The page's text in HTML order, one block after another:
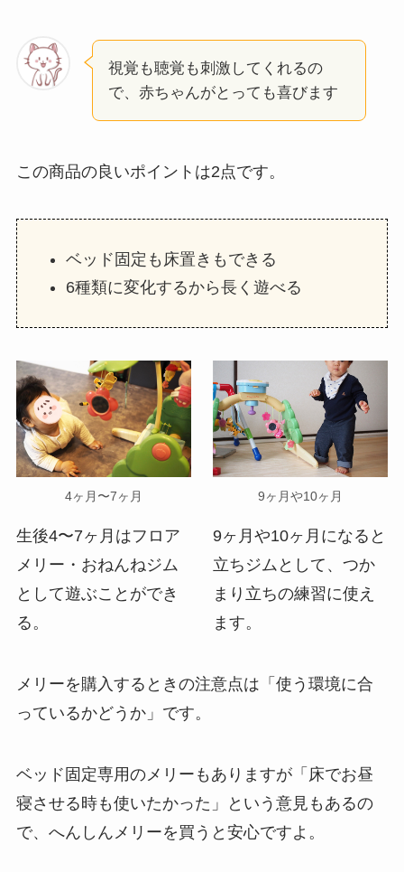
視覚も聴覚も刺激してくれるの
で、赤ちゃんがとっても喜びます
この商品の良いポイントは2点です。
ベッド固定も床置きもできる
6種類に変化するから長く遊べる
4ヶ月〜7ヶ月
生後4〜7ヶ月はフロア
メリー・おねんねジム
として遊ぶことができ
る。
9ヶ月や10ヶ月
9ヶ月や10ヶ月になると
立ちジムとして、つか
まり立ちの練習に使え
ます。
メリーを購入するときの注意点は「使う環境に合
っているかどうか」です。
ベッド固定専用のメリーもありますが「床でお昼
寝させる時も使いたかった」という意見もあるの
で、へんしんメリーを買うと安心ですよ。